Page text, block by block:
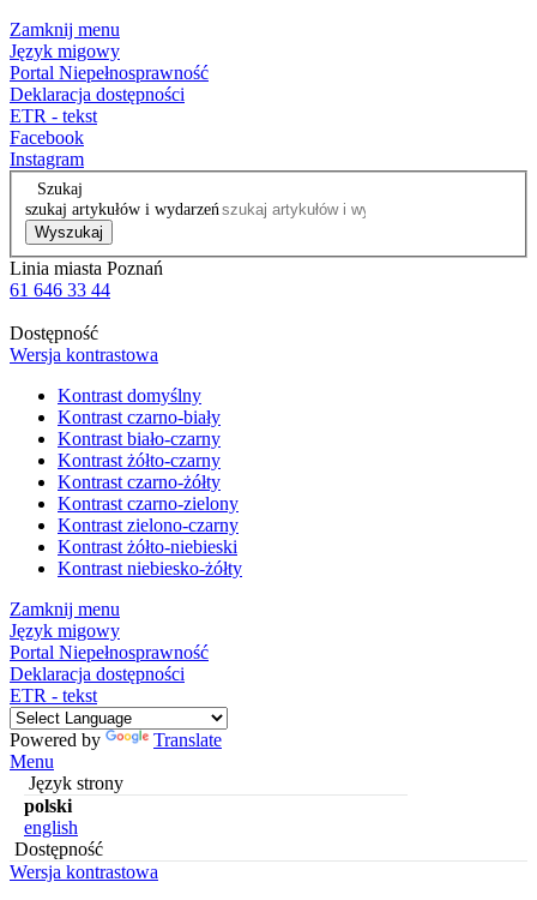
Zamknij menu
Język migowy
Portal Niepełnosprawność
Deklaracja dostępności
ETR - tekst
Facebook
Instagram
Szukaj
szukaj artykułów i wydarzeń
Wyszukaj
Linia miasta Poznań
61 646 33 44
Dostępność
Wersja kontrastowa
Kontrast domyślny
Kontrast czarno-biały
Kontrast biało-czarny
Kontrast żółto-czarny
Kontrast czarno-żółty
Kontrast czarno-zielony
Kontrast zielono-czarny
Kontrast żółto-niebieski
Kontrast niebiesko-żółty
Zamknij menu
Język migowy
Portal Niepełnosprawność
Deklaracja dostępności
ETR - tekst
Powered by
Translate
Menu
Język strony
polski
english
Dostępność
Wersja kontrastowa